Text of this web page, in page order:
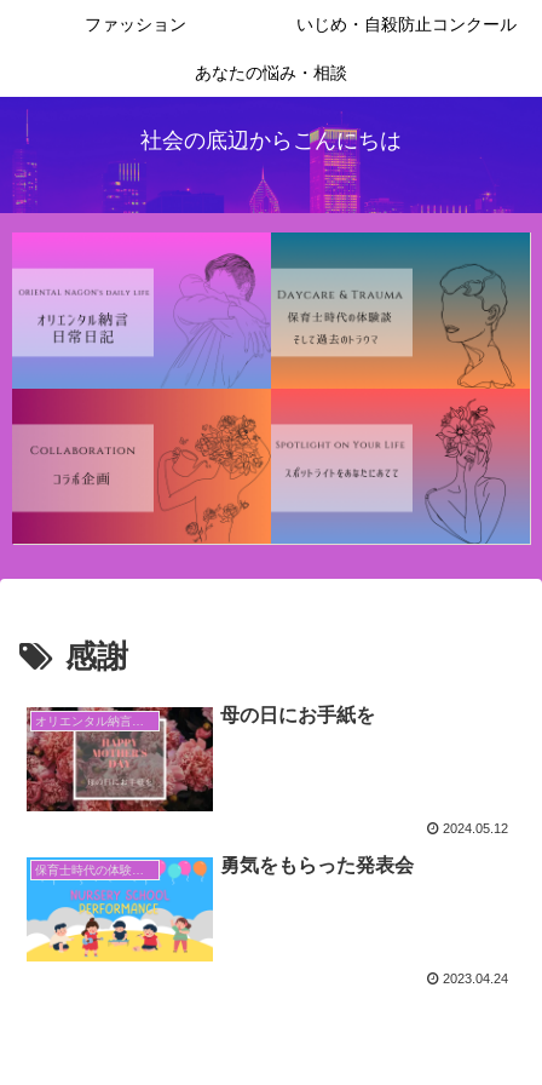
社会の底辺からこんにちは
ファッション いじめ・自殺防止コンクール
あなたの悩み・相談
感謝
オリエンタル納言日常日記 母の日にお手紙を
2024.05.12
保育士時代の体験談・過去のトラウマ 勇気をもらった発表会
2023.04.24